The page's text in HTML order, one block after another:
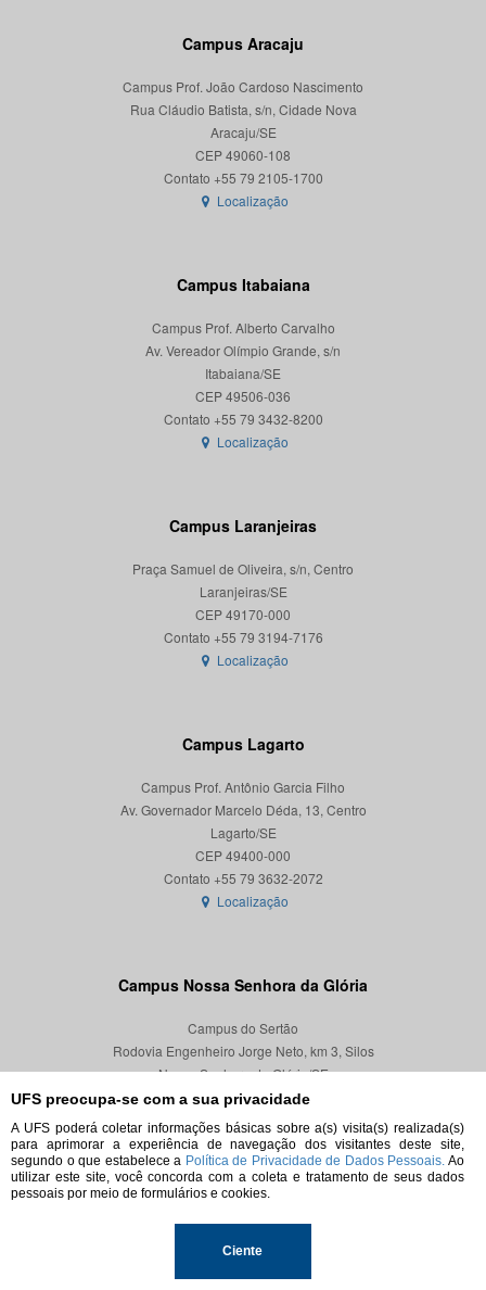
UFS preocupa-se com a sua privacidade
A UFS poderá coletar informações básicas sobre a(s) visita(s) realizada(s)
para aprimorar a experiência de navegação dos visitantes deste site,
segundo o que estabelece a Política de Privacidade de Dados Pessoais. Ao
utilizar este site, você concorda com a coleta e tratamento de seus dados
pessoais por meio de formulários e cookies.
Ciente
Campus Aracaju
Campus Prof. João Cardoso Nascimento
Rua Cláudio Batista, s/n, Cidade Nova
Aracaju/SE
CEP 49060-108
Localização
Campus Itabaiana
Campus Prof. Alberto Carvalho
Av. Vereador Olímpio Grande, s/n
Itabaiana/SE
CEP 49506-036
Localização
Campus Laranjeiras
Praça Samuel de Oliveira, s/n, Centro
Laranjeiras/SE
CEP 49170-000
Localização
Campus Lagarto
Campus Prof. Antônio Garcia Filho
Av. Governador Marcelo Déda, 13, Centro
Lagarto/SE
CEP 49400-000
Localização
Campus Nossa Senhora da Glória
Campus do Sertão
Rodovia Engenheiro Jorge Neto, km 3, Silos
Nossa Senhora da Glória/SE
CEP 49680-000
Localização
© 2026. Todos os direitos reservados.